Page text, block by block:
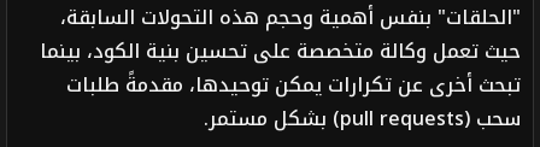
"الحلقات" بنفس أهمية وحجم هذه التحولات السابقة،
حيث تعمل وكالة متخصصة على تحسين بنية الكود، بينما
تبحث أخرى عن تكرارات يمكن توحيدها، مقدمةً طلبات
سحب (pull requests) بشكل مستمر.